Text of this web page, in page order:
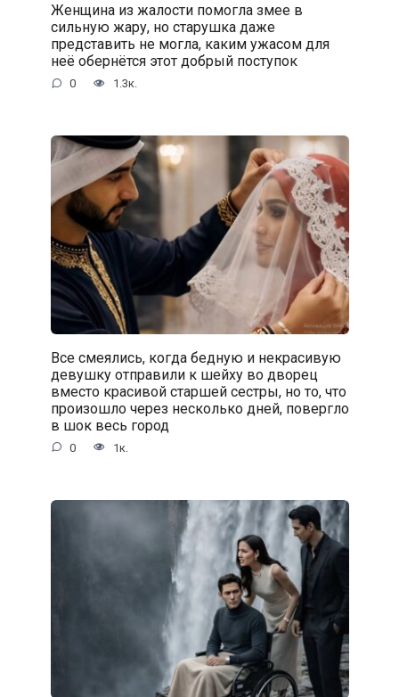
Женщина из жалости помогла змее в
сильную жару, но старушка даже
представить не могла, каким ужасом для
неё обернётся этот добрый поступок
0 1.3к.
Все смеялись, когда бедную и некрасивую
девушку отправили к шейху во дворец
вместо красивой старшей сестры, но то, что
произошло через несколько дней, повергло
в шок весь город
0 1к.